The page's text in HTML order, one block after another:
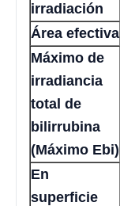
irradiación
Área efectiva
Máximo de
irradiancia
total de
bilirrubina
(Máximo Ebi)
En
superficie